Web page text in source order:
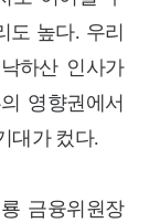
도 높다. 우리
하산 인사가
영향권에서
대가 컸다.
금융위원장